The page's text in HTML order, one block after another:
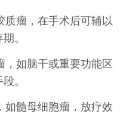
瘤，在手术后可辅以
。
如脑干或重要功能区
。
髓母细胞瘤，放疗效